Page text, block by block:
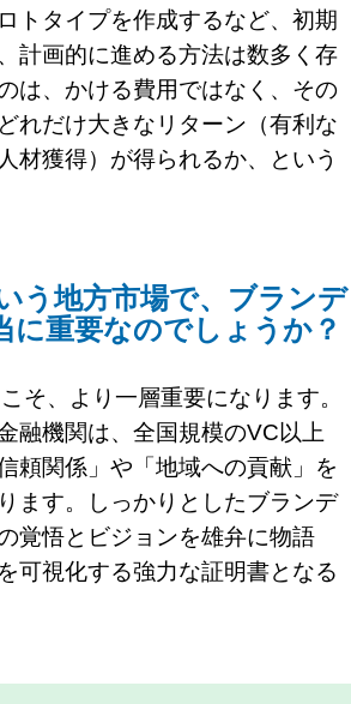
トタイプを作成するなど、初期
計画的に進める方法は数多く存
は、かける費用ではなく、その
れだけ大きなリターン（有利な
材獲得）が得られるか、という
う地方市場で、ブランデ
に重要なのでしょうか？
そ、より一層重要になります。
融機関は、全国規模のVC以上
頼関係」や「地域への貢献」を
ます。しっかりとしたブランデ
覚悟とビジョンを雄弁に物語
可視化する強力な証明書となる